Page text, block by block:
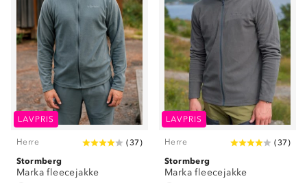
LAVPRIS
Herre (37)
Stormberg
Marka fleecejakke
LAVPRIS
Herre (37)
Stormberg
Marka fleecejakke